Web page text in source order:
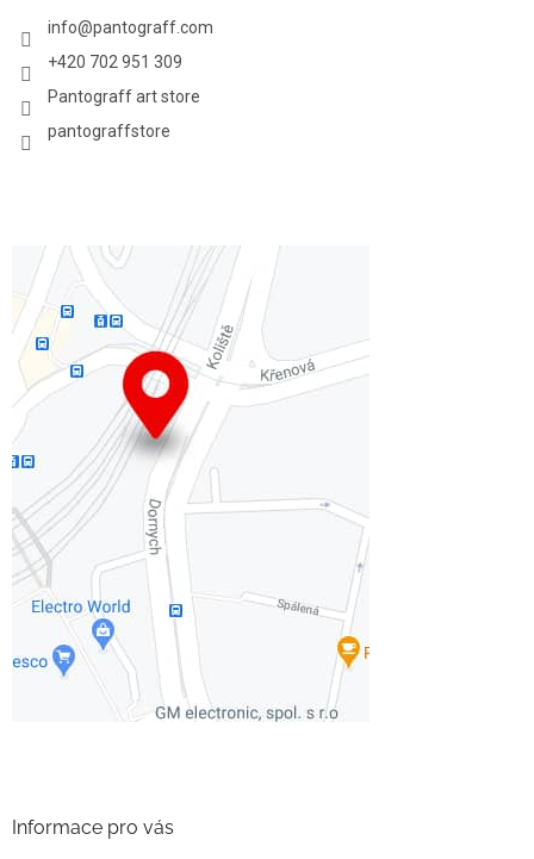
info@pantograff.com
+420 702 951 309
Pantograff art store
pantograffstore
Informace pro vás